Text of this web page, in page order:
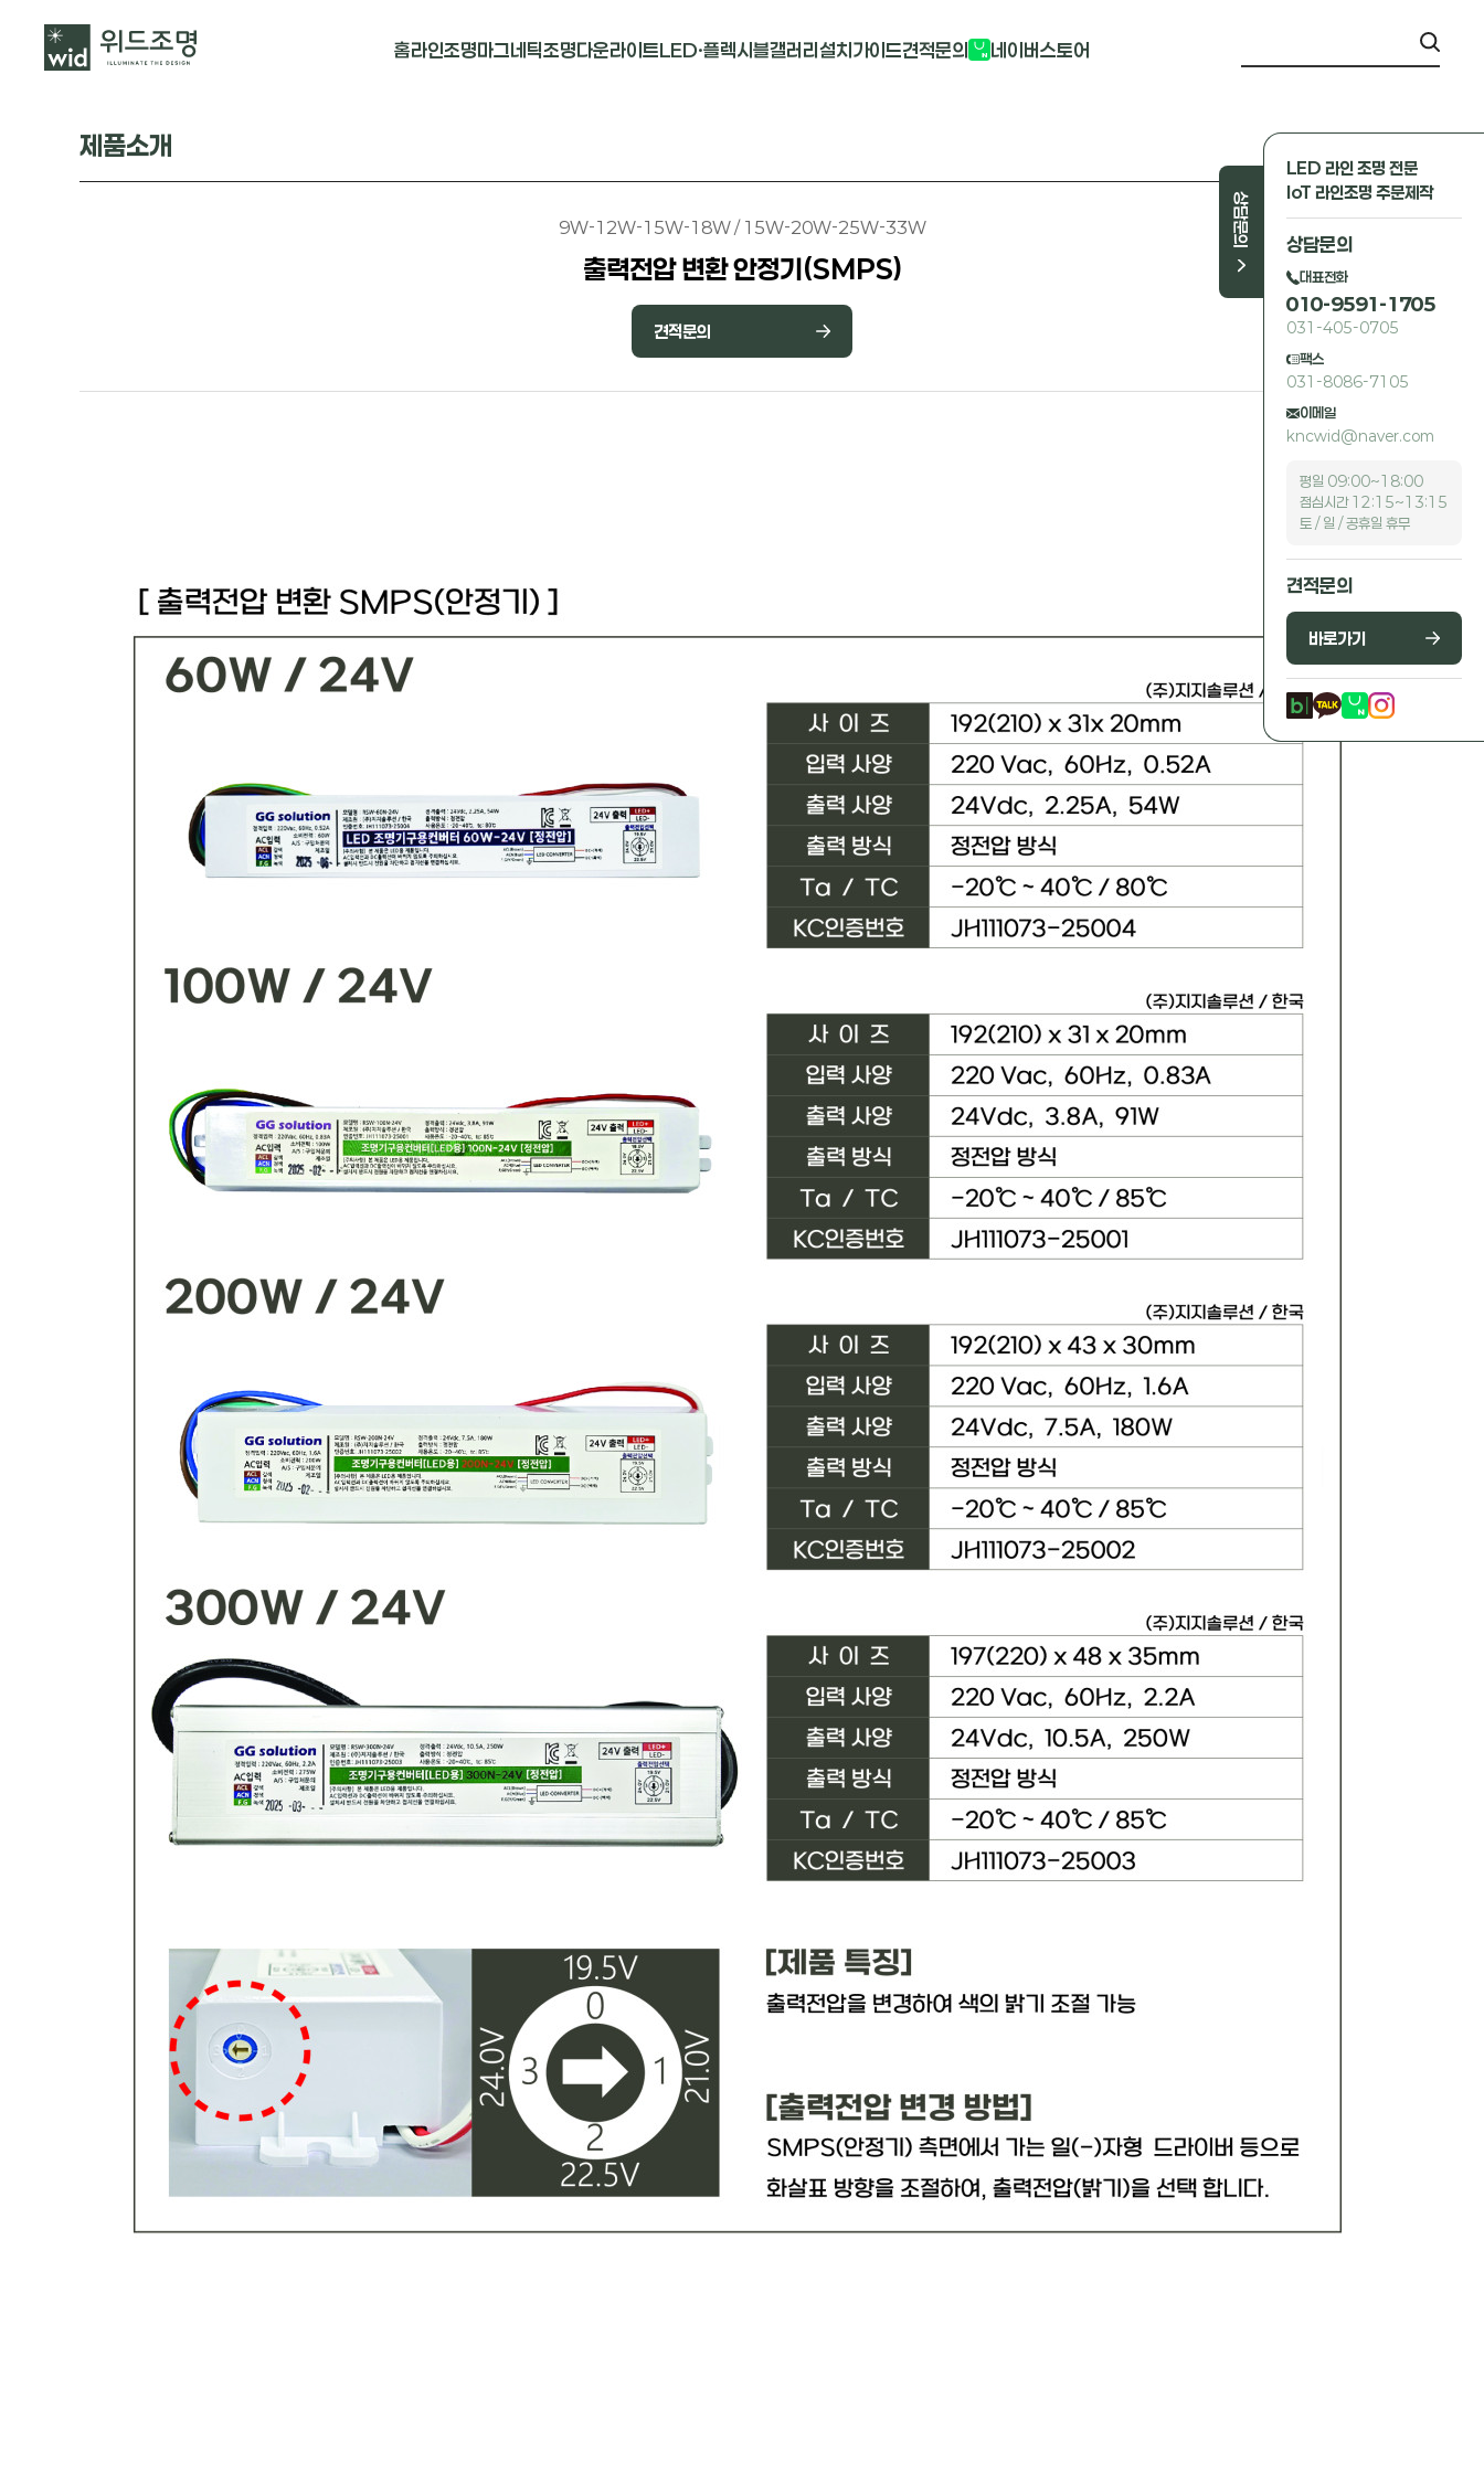
홈라인조명
펜던트
마그네틱조명
M2824R
다운라이트
사각 COB
LED·플렉시블
바리솔PCB
갤러리설치가이드견적문의 네이버스토어
상담문의
LED 라인 조명 전문
IoT 라인조명 주문제작
상담문의
대표전화
010-9591-1705
031-405-0705
팩스
031-8086-7105
이메일
kncwid@naver.com
평일 09:00~18:00
점심시간 12:15~13:15
토 / 일 / 공휴일 휴무
견적문의
바로가기
제품소개
9W-12W-15W-18W / 15W-20W-25W-33W
출력전압 변환 안정기(SMPS)
견적문의